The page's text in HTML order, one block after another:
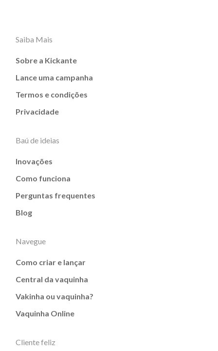
Saiba Mais
Sobre a Kickante
Lance uma campanha
Termos e condições
Privacidade
Baú de ideias
Inovações
Como funciona
Perguntas frequentes
Blog
Navegue
Como criar e lançar
Central da vaquinha
Vakinha ou vaquinha?
Vaquinha Online
Cliente feliz